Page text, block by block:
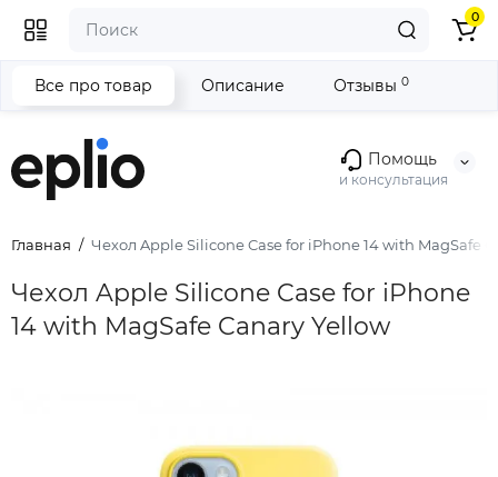
Помощь
и консультация
0
Главная Чехол Apple Silicone Case for iPhone 14 with MagSafe
Чехол Apple Silicone Case for iPhone
14 with MagSafe Canary Yellow
Все про товар Описание Отзывы 0